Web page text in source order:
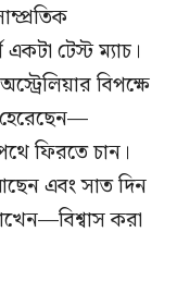
টেস্ট ম্যাচ।
বিপক্ষে
ফিরতে চান।
এবং সাত দিন
করা